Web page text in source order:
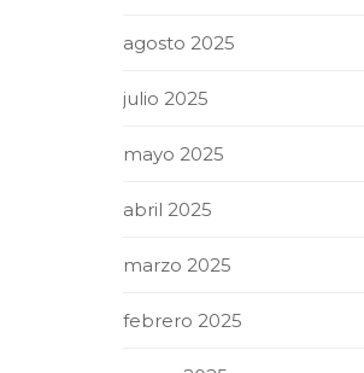
agosto 2025
julio 2025
mayo 2025
abril 2025
marzo 2025
febrero 2025